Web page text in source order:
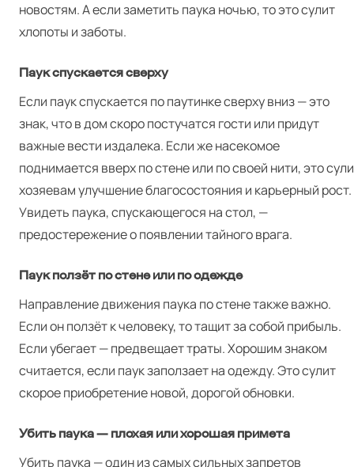
новостям. А если заметить паука ночью, то это сулит
хлопоты и заботы.
Паук спускается сверху
Если паук спускается по паутинке сверху вниз — это
знак, что в дом скоро постучатся гости или придут
важные вести издалека. Если же насекомое
поднимается вверх по стене или по своей нити, это
хозяевам улучшение благосостояния и карьерный рост.
Увидеть паука, спускающегося на стол, —
предостережение о появлении тайного врага.
Паук ползёт по стене или по одежде
Направление движения паука по стене также важно.
Если он ползёт к человеку, то тащит за собой прибыль.
Если убегает — предвещает траты. Хорошим знаком
считается, если паук заползает на одежду. Это сулит
скорое приобретение новой, дорогой обновки.
Убить паука — плохая или хорошая примета
Убить паука — один из самых сильных запретов